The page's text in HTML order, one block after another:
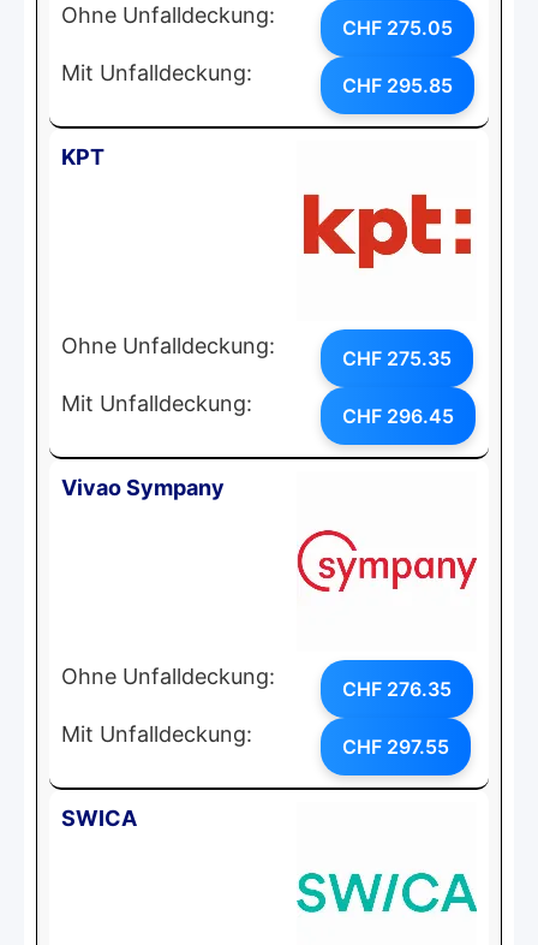
Ohne Unfalldeckung: CHF 275.05
Mit Unfalldeckung: CHF 295.85
KPT
Ohne Unfalldeckung: CHF 275.35
Mit Unfalldeckung: CHF 296.45
Vivao Sympany
Ohne Unfalldeckung: CHF 276.35
Mit Unfalldeckung: CHF 297.55
SWICA